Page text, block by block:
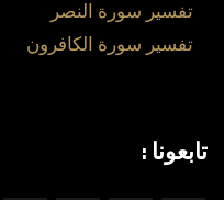
تفسير سورة النصر
تفسير سورة الكافرون
تابعونا :